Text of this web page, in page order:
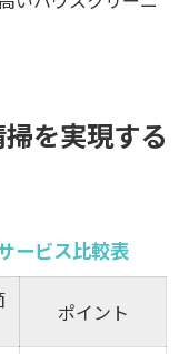
を実現する
ービス比較表
ポイント